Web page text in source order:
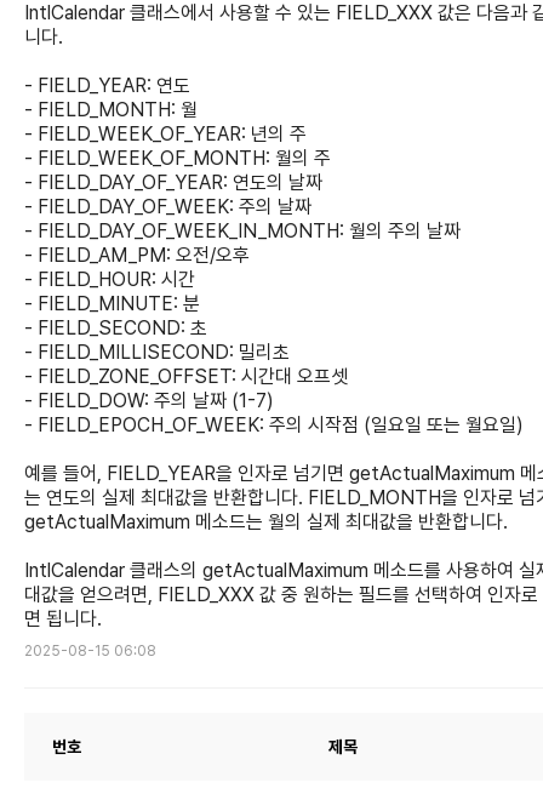
IntlCalendar 클래스에서 사용할 수 있는 FIELD_XXX 값은 다음과
니다.
- FIELD_YEAR: 연도
- FIELD_MONTH: 월
- FIELD_WEEK_OF_YEAR: 년의 주
- FIELD_WEEK_OF_MONTH: 월의 주
- FIELD_DAY_OF_YEAR: 연도의 날짜
- FIELD_DAY_OF_WEEK: 주의 날짜
- FIELD_DAY_OF_WEEK_IN_MONTH: 월의 주의 날짜
- FIELD_AM_PM: 오전/오후
- FIELD_HOUR: 시간
- FIELD_MINUTE: 분
- FIELD_SECOND: 초
- FIELD_MILLISECOND: 밀리초
- FIELD_ZONE_OFFSET: 시간대 오프셋
- FIELD_DOW: 주의 날짜 (1-7)
- FIELD_EPOCH_OF_WEEK: 주의 시작점 (일요일 또는 월요일)
예를 들어, FIELD_YEAR을 인자로 넘기면 getActualMaximum 메
는 연도의 실제 최대값을 반환합니다. FIELD_MONTH을 인자로 넘
getActualMaximum 메소드는 월의 실제 최대값을 반환합니다.
IntlCalendar 클래스의 getActualMaximum 메소드를 사용하여 실
대값을 얻으려면, FIELD_XXX 값 중 원하는 필드를 선택하여 인자로
면 됩니다.
2025-08-15 06:08
번호 제목